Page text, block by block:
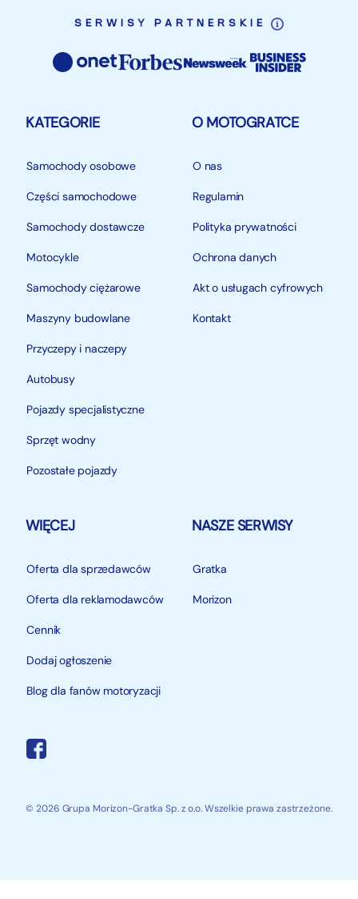
SERWISY PARTNERSKIE
KATEGORIE
Samochody osobowe
Części samochodowe
Samochody dostawcze
Motocykle
Samochody ciężarowe
Maszyny budowlane
Przyczepy i naczepy
Autobusy
Pojazdy specjalistyczne
Sprzęt wodny
Pozostałe pojazdy
O MOTOGRATCE
O nas
Regulamin
Polityka prywatności
Ochrona danych
Akt o usługach cyfrowych
Kontakt
WIĘCEJ
Oferta dla sprzedawców
Oferta dla reklamodawców
Cennik
Dodaj ogłoszenie
Blog dla fanów motoryzacji
NASZE SERWISY
Gratka
Morizon
© 2026 Grupa Morizon-Gratka Sp. z o.o. Wszelkie prawa zastrzeżone.